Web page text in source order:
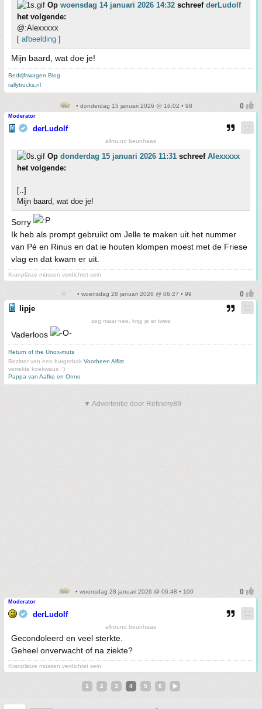
Op woensdag 14 januari 2026 14:32 schreef derLudolf
het volgende:
@:Alexxxxx
[ afbeelding ]
Mijn baard, wat doe je!
Bedrijfswagen Blog
rallytrucks.nl
• donderdag 15 januari 2026 @ 16:02 • 98
Moderator
derLudolf
allround beunhaas
Op donderdag 15 januari 2026 11:31 schreef Alexxxxx
het volgende:
[..]
Mijn baard, wat doe je!
Sorry
Ik heb als prompt gebruikt om Jelle te maken uit het nummer
van Pé en Rinus en dat ie houten klompen moest met de Friese
vlag en dat kwam er uit.
Kranplätze müssen verdichtet sein
• woensdag 28 januari 2026 @ 06:27 • 99
lipje
zeg maar nee, krijg je er twee
Vaderloos
Return of the Unox-muts
Bezitter van een burgerbak Voorheen Alfist
verrekte koekwaus :')
Pappa van Aafke en Onno
▼ Advertentie door Refinery89
• woensdag 28 januari 2026 @ 06:48 • 100
Moderator
derLudolf
allround beunhaas
Gecondoleerd en veel sterkte.
Geheel onverwacht of na ziekte?
Kranplätze müssen verdichtet sein
1 2 3 4 5 6